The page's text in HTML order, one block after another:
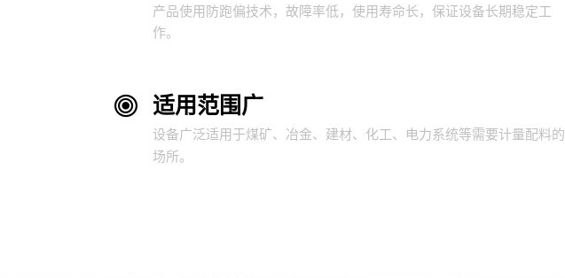
产品使用防跑偏技术，故障率低，使用寿命长，保证设备长期稳定工
作。
适用范围广
设备广泛适用于煤矿、冶金、建材、化工、电力系统等需要计量配料的
场所。